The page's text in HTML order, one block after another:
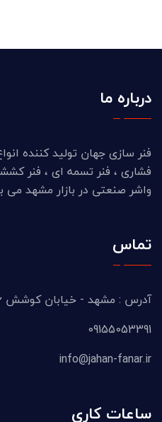
درباره ما
فنر سازی جهان تولید کننده
فشاری ، فنر تسمه ای ، فنر
واشر صنعتی در بازار مشهد می
تماس
آدرس : مشهد - خیابان کوشش ۶
09155053391
info@jahan-fanar.ir
ساعات کاری